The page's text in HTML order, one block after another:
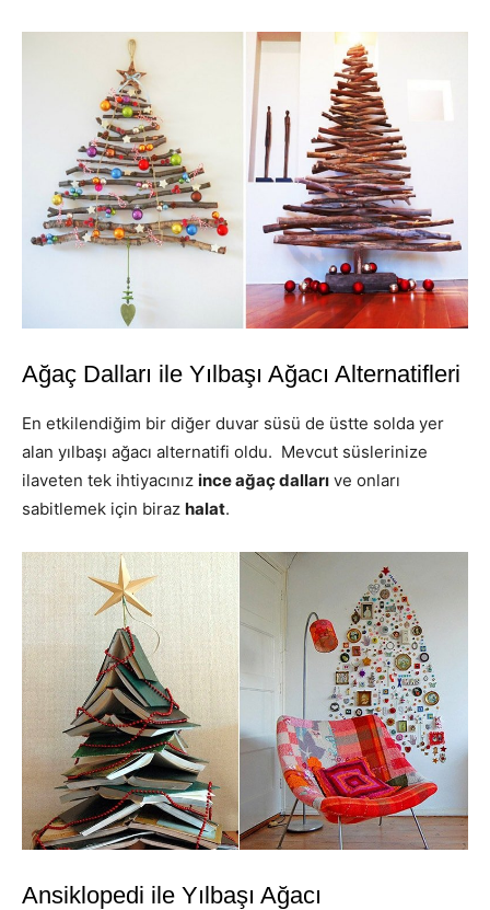
Ağaç Dalları ile Yılbaşı Ağacı Alternatifleri
En etkilendiğim bir diğer duvar süsü de üstte solda yer
alan yılbaşı ağacı alternatifi oldu. Mevcut süslerinize
ilaveten tek ihtiyacınız ince ağaç dalları ve onları
sabitlemek için biraz halat.
Ansiklopedi ile Yılbaşı Ağacı